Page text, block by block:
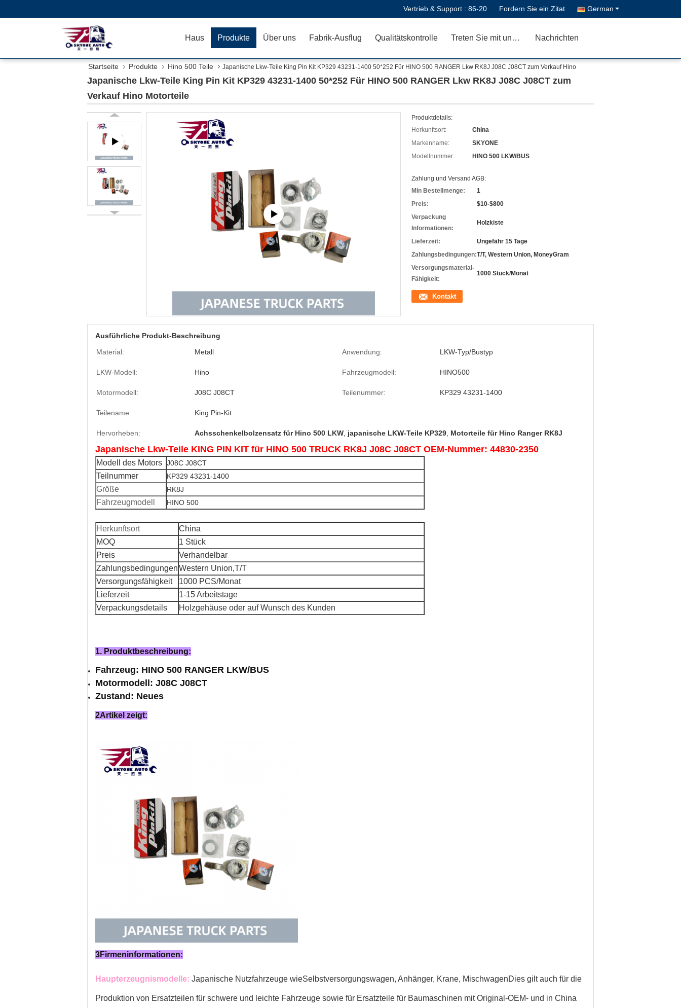
Vertrieb & Support : 86-20 Fordern Sie ein Zitat German
Haus Produkte Über uns Fabrik-Ausflug Qualitätskontrolle Treten Sie mit uns in Verbindung Nachrichten
Startseite Produkte Hino 500 Teile
Japanische Lkw-Teile King Pin Kit KP329 43231-1400 50*252 Für HINO 500 RANGER Lkw RK8J J08C J08CT zum Verkauf Hino
Motorteile
Japanische Lkw-Teile King Pin Kit KP329 43231-1400 50*252 Für HINO 500 RANGER Lkw RK8J J08C J08CT zum
Verkauf Hino Motorteile
Produktdetails:
Herkunftsort:
China
Markenname:
SKYONE
Modellnummer:
HINO 500 LKW/BUS
Zahlung und Versand AGB:
Min Bestellmenge:
1
Preis:
$10-$800
Verpackung
Informationen:
Holzkiste
Lieferzeit:
Ungefähr 15 Tage
Zahlungsbedingungen:T/T, Western Union, MoneyGram
Versorgungsmaterial-
Fähigkeit:
1000 Stück/Monat
Kontakt
Ausführliche Produkt-Beschreibung
Material:
Metall Anwendung: LKW-Typ/Bustyp
LKW-Modell: Hino Fahrzeugmodell: HINO500
Motormodell: J08C J08CT Teilenummer: KP329 43231-1400
Teilename: King Pin-Kit
Hervorheben: Achsschenkelbolzensatz für Hino 500 LKW japanische LKW-Teile KP329 Motorteile für Hino Ranger RK8J
Japanische Lkw-Teile KING PIN KIT für HINO 500 TRUCK RK8J J08C J08CT OEM-Nummer: 44830-2350
Modell des Motors J08C J08CT
Teilnummer KP329 43231-1400
Größe RK8J
Fahrzeugmodell HINO 500
Herkunftsort
China
MOQ
1 Stück
Preis
Verhandelbar
ZahlungsbedingungenWestern Union,T/T
Versorgungsfähigkeit
1000 PCS/Monat
Lieferzeit
1-15 Arbeitstage
Verpackungsdetails
Holzgehäuse oder auf Wunsch des Kunden
1. Produktbeschreibung:
Fahrzeug: HINO 500 RANGER LKW/BUS
Motormodell: J08C J08CT
Zustand: Neues
2Artikel zeigt:
3Firmeninformationen:
Haupterzeugnismodelle: Japanische Nutzfahrzeuge wieSelbstversorgungswagen, Anhänger, Krane, MischwagenDies gilt auch für die
Produktion von Ersatzteilen für schwere und leichte Fahrzeuge sowie für Ersatzteile für Baumaschinen mit Original-OEM- und in China